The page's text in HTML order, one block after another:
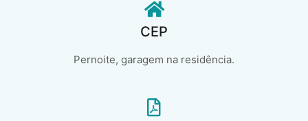
CEP
Pernoite, garagem na residência.